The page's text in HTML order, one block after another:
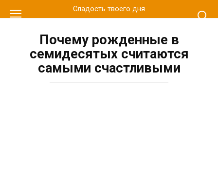
к
Сладость твоего дня
Почему рожденные в
семидесятых считаются
самыми счастливыми